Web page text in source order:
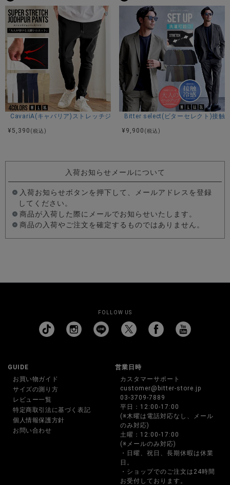
CavariA(キャバリア)ストレッチジョッパーパンツ/全4色
¥ 5,390 (税込)
Bitter select(ビターセレクト)接触
¥ 9,900 (税込)
入荷お知らせメールについて
入荷お知らせボタンを押下して、メールアドレスを登録
してください。
商品が入荷した際にメールでお知らせいたします。
商品の入荷やご注文を確定するものではありません。
FOLLOW US
GUIDE
お買い物ガイド
サイズの測り方
レビュー一覧
特定商取引法に基づく表記
個人情報保護方針
お問い合わせ
営業日時
カスタマーサポート
customer@bitter-store.jp
03-3709-7889
平日：12:00-17:00
(※木曜は電話対応なし、メール
のみ対応)
土曜：12:00-17:00
(※メールのみ対応)
・日曜、祝日、長期休暇は休業
日。
・ショップでのご注文は24時間
お受付しております。